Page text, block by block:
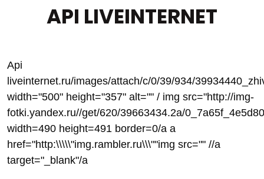
API LIVEINTERNET
Api
liveinternet.ru/images/attach/c/0/39/934/
width="500" height="357" alt="" / img src="http://img-
fotki.yandex.ru//get/620/39663434.2a/
width=490 height=491 border=0/a a
href="http:\\\\\"img.rambler.ru\\\""img src="" //a
target="_blank"/a